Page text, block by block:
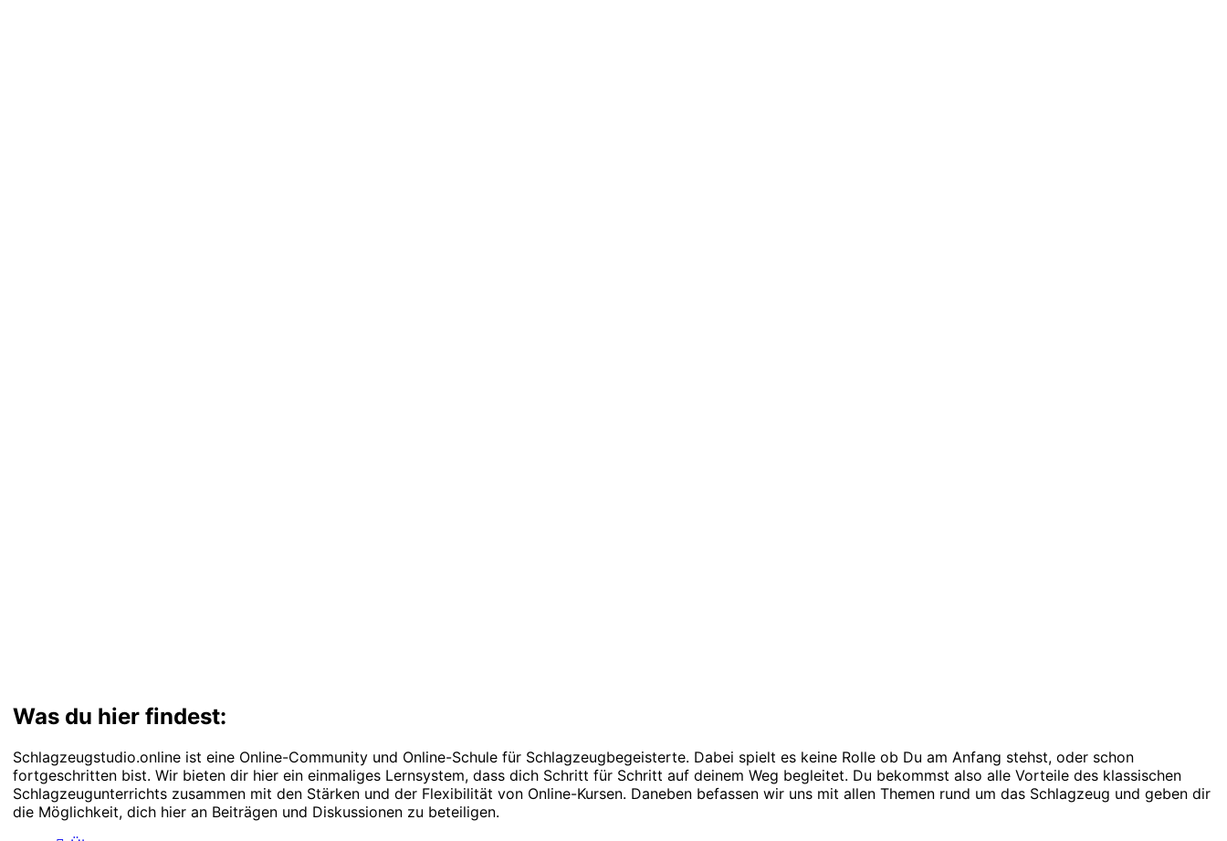
Was du hier findest:
Schlagzeugstudio.online ist eine Online-Community und Online-Schule für Schlagzeugbegeisterte. Dabei spielt es keine Rolle ob Du am Anfang stehst, oder schon
fortgeschritten bist. Wir bieten dir hier ein einmaliges Lernsystem, dass dich Schritt für Schritt auf deinem Weg begleitet. Du bekommst also alle Vorteile des klassischen
Schlagzeugunterrichts zusammen mit den Stärken und der Flexibilität von Online-Kursen. Daneben befassen wir uns mit allen Themen rund um das Schlagzeug und geben dir
die Möglichkeit, dich hier an Beiträgen und Diskussionen zu beteiligen.